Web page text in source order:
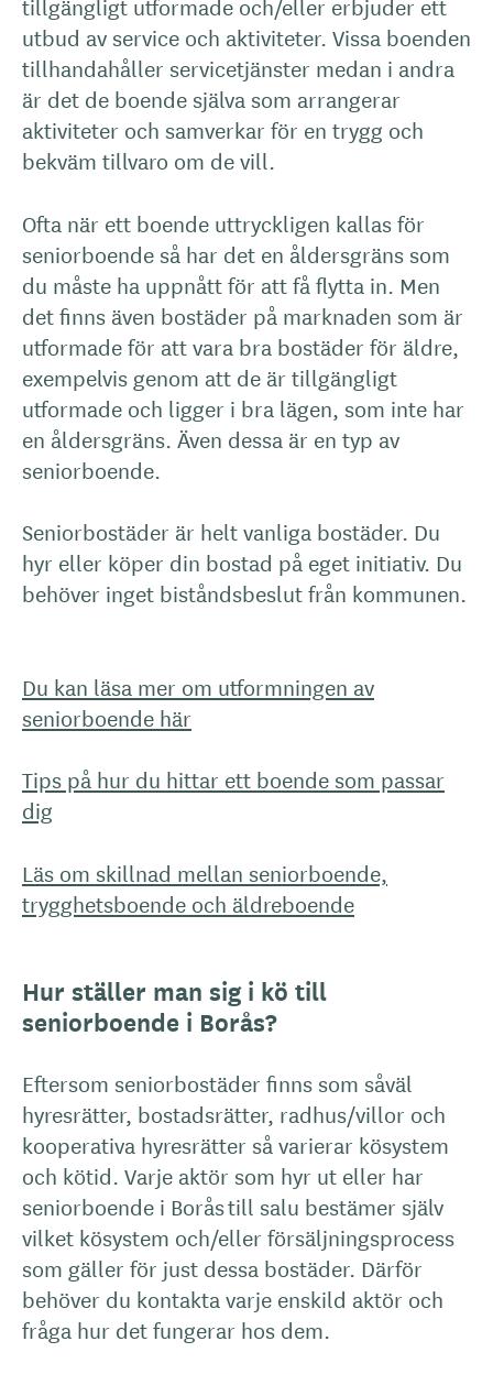
utbud av service och aktiviteter. Vissa boenden
tillhandahåller servicetjänster medan i andra
är det de boende själva som arrangerar
aktiviteter och samverkar för en trygg och
bekväm tillvaro om de vill.
Ofta när ett boende uttryckligen kallas för
seniorboende så har det en åldersgräns som
du måste ha uppnått för att få flytta in. Men
det finns även bostäder på marknaden som är
utformade för att vara bra bostäder för äldre,
exempelvis genom att de är tillgängligt
utformade och ligger i bra lägen, som inte har
en åldersgräns. Även dessa är en typ av
seniorboende.
Seniorbostäder är helt vanliga bostäder. Du
hyr eller köper din bostad på eget initiativ. Du
behöver inget biståndsbeslut från kommunen.
Du kan läsa mer om utformningen av
seniorboende här
Tips på hur du hittar ett boende som passar
dig
Läs om skillnad mellan seniorboende,
trygghetsboende och äldreboende
Hur ställer man sig i kö till
seniorboende i Borås?
Eftersom seniorbostäder finns som såväl
hyresrätter, bostadsrätter, radhus/villor och
kooperativa hyresrätter så varierar kösystem
och kötid. Varje aktör som hyr ut eller har
seniorboende i Borås till salu bestämer själv
vilket kösystem och/eller försäljningsprocess
som gäller för just dessa bostäder. Därför
behöver du kontakta varje enskild aktör och
fråga hur det fungerar hos dem.